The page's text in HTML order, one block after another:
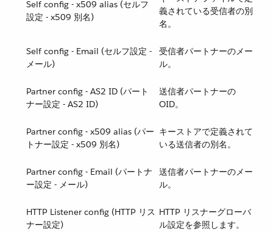
Self config - x509 alias (セルフ
設定 - x509 別名)
義されている受信者の別
名。
Self config - Email (セルフ設定 -
メール)
受信者パートナーのメー
ル。
Partner config - AS2 ID (パート
ナー設定 - AS2 ID)
送信者パートナーの
OID。
Partner config - x509 alias (パー
トナー設定 - x509 別名)
キーストアで定義されて
いる送信者の別名。
Partner config - Email (パートナ
ー設定 - メール)
送信者パートナーのメー
ル。
HTTP Listener config (HTTP リス
ナー設定)
HTTP リスナーグローバ
ル設定を参照します。